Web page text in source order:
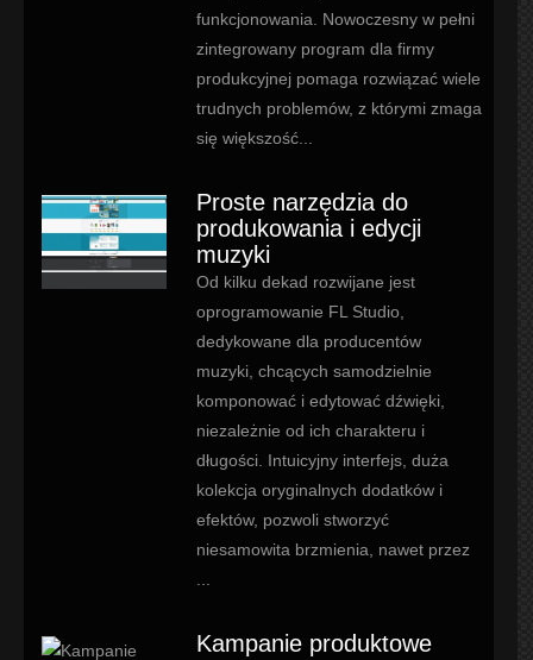
funkcjonowania. Nowoczesny w pełni
zintegrowany program dla firmy
produkcyjnej pomaga rozwiązać wiele
trudnych problemów, z którymi zmaga
się większość...
Proste narzędzia do
produkowania i edycji
muzyki
Od kilku dekad rozwijane jest
oprogramowanie FL Studio,
dedykowane dla producentów
muzyki, chcących samodzielnie
komponować i edytować dźwięki,
niezależnie od ich charakteru i
długości. Intuicyjny interfejs, duża
kolekcja oryginalnych dodatków i
efektów, pozwoli stworzyć
niesamowita brzmienia, nawet przez
Kampanie produktowe